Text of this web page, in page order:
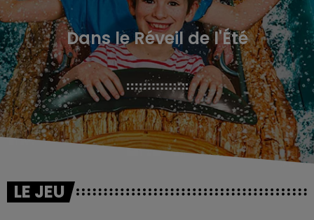
Dans le Réveil de l'Été
LE JEU